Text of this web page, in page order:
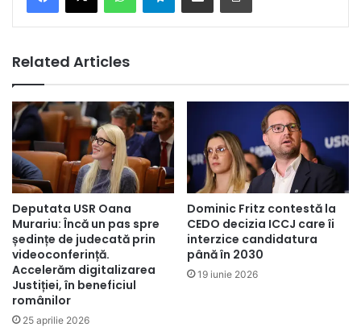
Related Articles
Deputata USR Oana
Murariu: Încă un pas spre
ședințe de judecată prin
videoconferință.
Accelerăm digitalizarea
Justiției, în beneficiul
românilor
25 aprilie 2026
Dominic Fritz contestă la
CEDO decizia ICCJ care îi
interzice candidatura
până în 2030
19 iunie 2026